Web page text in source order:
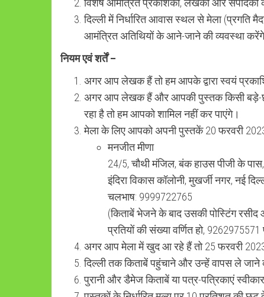
विशेष आमंत्रित प्रकाशकों, लेखकों और संपादकों
दिल्ली में निर्धारित आवास स्थल से मेला (प्रगति
आमंत्रित अतिथियों के आने-जाने की व्यवस्था
नियम एवं शर्तें –
अगर आप लेखक हैं तो हम आपके द्वारा स्वयं
अगर आप लेखक हैं और आपकी पुस्तक किसी बड़े-
रहा है तो हम आपको शामिल नहीं कर पाएंगे।
मेला के लिए आपको अपनी पुस्तकें 20 फरवरी 2023
मनजीत मीणा
24/5, चौथी मंजिल, बंक हाउस पीजी के पास,
इंदिरा विकास कॉलोनी, मुखर्जी नगर, नई
चलभाष: 9999722765
(किताबें भेजने के बाद उसकी पोस्टिंग
प्रतियों की संख्या वर्णित हो,
अगर आप मेला में खुद आ रहे हैं तो 25 फरवरी
दिल्ली तक किताबें पहुंचाने और उन्हें वापस ले जाने
पुरानी और डैमेज किताबें या पत्र-पत्रिकाएं